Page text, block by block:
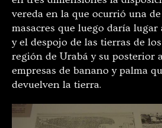
vereda en la que ocurrió una
masacres que luego daría
y el despojo de las tierras de
región de Urabá y su posterior
empresas de banano y palma
devuelven la tierra.